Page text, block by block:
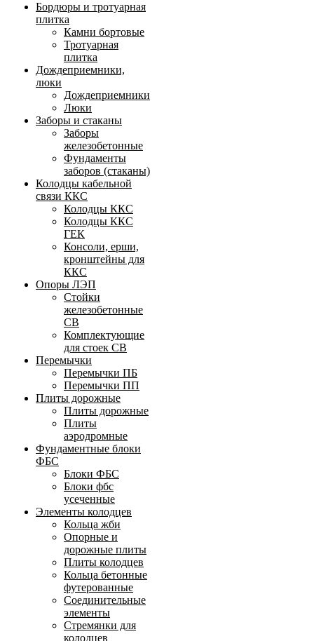
Бордюры и тротуарная
плитка
Камни бортовые
Тротуарная
плитка
Дождеприемники,
люки
Дождеприемники
Люки
Заборы и стаканы
Заборы
железобетонные
Фундаменты
заборов (стаканы)
Колодцы кабельной
связи ККС
Колодцы ККС
Колодцы ККС
ГЕК
Консоли, ерши,
кронштейны для
ККС
Опоры ЛЭП
Стойки
железобетонные
СВ
Комплектующие
для стоек СВ
Перемычки
Перемычки ПБ
Перемычки ПП
Плиты дорожные
Плиты дорожные
Плиты
аэродромные
Фундаментные блоки
ФБС
Блоки ФБС
Блоки фбс
усеченные
Элементы колодцев
Кольца жби
Опорные и
дорожные плиты
Плиты колодцев
Кольца бетонные
футерованные
Соединительные
элементы
Стремянки для
колодцев